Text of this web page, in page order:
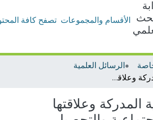
الأقسام والمجموعات تصفح كافة
الرسائل العلمية
الكفاءة الذاتية المدركة وعلاقتها بالمهارات الاجتماعية والتحصيل الأكاديمي لدى التلاميذ ذوي صعوبات التعلم
المدركة وعلاقتها